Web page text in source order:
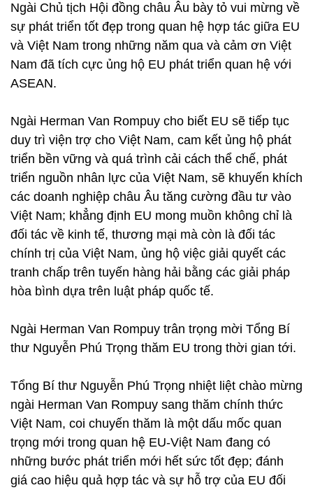
Ngài Chủ tịch Hội đồng châu Âu bày tỏ vui mừng về
sự phát triển tốt đẹp trong quan hệ hợp tác giữa EU
và Việt Nam trong những năm qua và cảm ơn Việt
Nam đã tích cực ủng hộ EU phát triển quan hệ với
ASEAN.
Ngài Herman Van Rompuy cho biết EU sẽ tiếp tục
duy trì viện trợ cho Việt Nam, cam kết ủng hộ phát
triển bền vững và quá trình cải cách thể chế, phát
triển nguồn nhân lực của Việt Nam, sẽ khuyến khích
các doanh nghiệp châu Âu tăng cường đầu tư vào
Việt Nam; khẳng định EU mong muồn không chỉ là
đối tác về kinh tế, thương mại mà còn là đối tác
chính trị của Việt Nam, ủng hộ việc giải quyết các
tranh chấp trên tuyến hàng hải bằng các giải pháp
hòa bình dựa trên luật pháp quốc tế.
Ngài Herman Van Rompuy trân trọng mời Tổng Bí
thư Nguyễn Phú Trọng thăm EU trong thời gian tới.
Tổng Bí thư Nguyễn Phú Trọng nhiệt liệt chào mừng
ngài Herman Van Rompuy sang thăm chính thức
Việt Nam, coi chuyến thăm là một dấu mốc quan
trọng mới trong quan hệ EU-Việt Nam đang có
những bước phát triển mới hết sức tốt đẹp; đánh
giá cao hiệu quả hợp tác và sự hỗ trợ của EU đối